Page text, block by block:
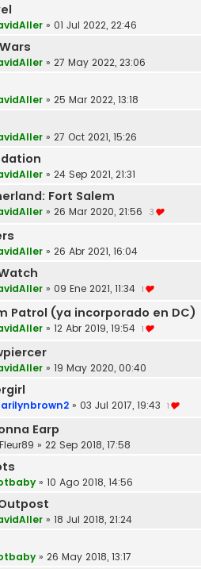
» 01 Jul 2022, 22:46
» 27 May 2022, 23:06
» 25 Mar 2022, 13:18
» 27 Oct 2021, 15:26
» 24 Sep 2021, 21:31
Fort Salem
» 26 Mar 2020, 21:56 3
» 26 Abr 2021, 16:04
» 09 Ene 2021, 11:34 1
Patrol (ya incorporado en DC)
» 12 Abr 2019, 19:54 1
» 19 May 2020, 00:40
» 03 Jul 2017, 19:43 1
Earp
» 22 Sep 2018, 17:58
» 10 Ago 2018, 14:56
» 18 Jul 2018, 21:24
» 26 May 2018, 13:17